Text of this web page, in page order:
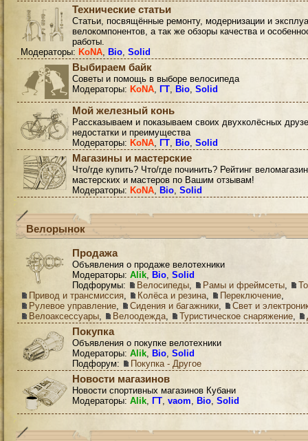
Технические статьи
Статьи, посвящённые ремонту, модернизации и
велокомпонентов, а так же обзоры качества и
работы.
Модераторы: KoNA, Bio, Solid
Выбираем байк
Советы и помощь в выборе велосипеда
Модераторы: KoNA, ГТ, Bio, Solid
Мой железный конь
Рассказываем и показываем своих двухколёсных
недостатки и преимущества
Модераторы: KoNA, ГТ, Bio, Solid
Магазины и мастерские
Что/где купить? Что/где починить? Рейтинг
мастерских и мастеров по Вашим отзывам!
Модераторы: KoNA, Bio, Solid
Велорынок
Продажа
Объявления о продаже велотехники
Модераторы: Alik, Bio, Solid
Подфорумы:
Велосипеды, Рамы и фреймсеты,
Привод и трансмиссия, Колёса и резина, Переключение,
Рулевое управление, Сидения и багажники,
Свет и
Велоаксессуары, Велоодежда, Туристическое снаряжение,
Покупка
Объявления о покупке велотехники
Модераторы: Alik, Bio, Solid
Подфорум:
Покупка - Другое
Новости магазинов
Новости спортивных магазинов Кубани
Модераторы: Alik, ГТ, vaom, Bio, Solid